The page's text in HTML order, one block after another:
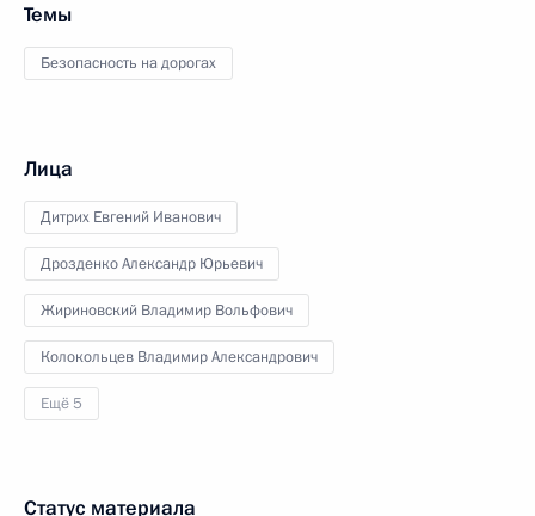
Темы
Безопасность на дорогах
Лица
Дитрих Евгений Иванович
Дрозденко Александр Юрьевич
Жириновский Владимир Вольфович
Колокольцев Владимир Александрович
Ещё 5
Статус материала